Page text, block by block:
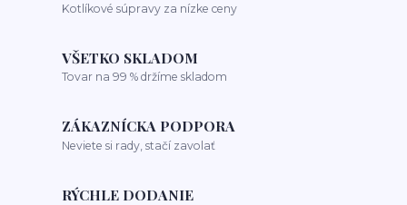
Kotlíkové súpravy za nízke ceny
VŠETKO SKLADOM
Tovar na 99 % držíme skladom
ZÁKAZNÍCKA PODPORA
Neviete si rady, stačí zavolať
RÝCHLE DODANIE